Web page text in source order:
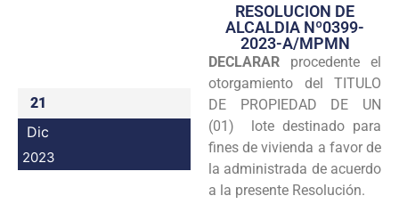
Transparencia
Seguridad
Programas
Intranet
21
Dic
2023
RESOLUCION DE
ALCALDIA Nº0399-
2023-A/MPMN
DECLARAR procedente el
otorgamiento del TITULO
DE PROPIEDAD DE UN
(01) lote destinado para
fines de vivienda a favor de
la administrada de acuerdo
a la presente Resolución.